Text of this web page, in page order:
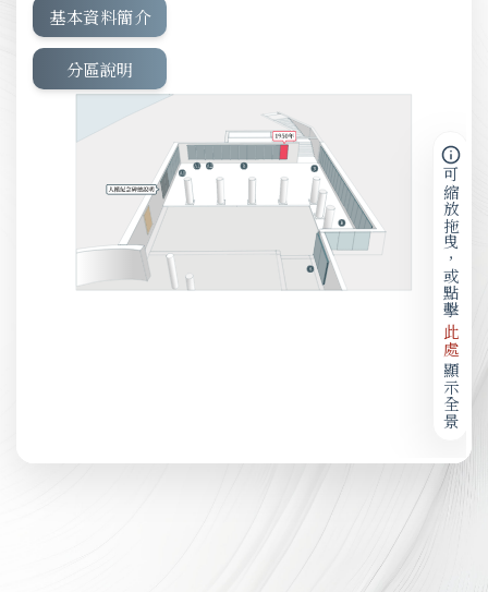
基本資料簡介
分區說明
可縮放拖曳，或點擊
此處
顯示全景